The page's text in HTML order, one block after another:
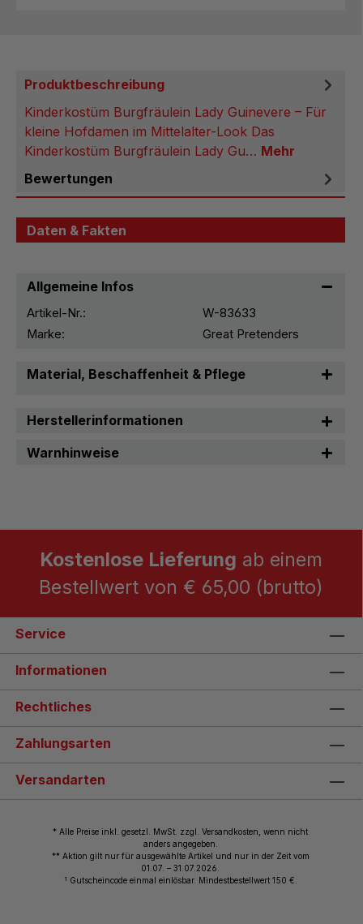
Produktbeschreibung
Kinderkostüm Burgfräulein Lady Guinevere – Für
kleine Hofdamen im Mittelalter-Look Das
Kinderkostüm Burgfräulein Lady Gu… Mehr
Bewertungen
Daten & Fakten
Allgemeine Infos
Artikel-Nr.:
W-83633
Marke:
Great Pretenders
Material, Beschaffenheit & Pflege
Herstellerinformationen
Warnhinweise
Kostenlose Lieferung ab einem
Bestellwert von € 65,00 (brutto)
Service
Informationen
Rechtliches
Zahlungsarten
Versandarten
* Alle Preise inkl. gesetzl. MwSt. zzgl. Versandkosten, wenn nicht
anders angegeben.
** Aktion gilt nur für ausgewählte Artikel und nur in der Zeit vom
01.07. – 31.07.2026.
1 Gutscheincode einmal einlösbar. Mindestbestellwert 150 €.